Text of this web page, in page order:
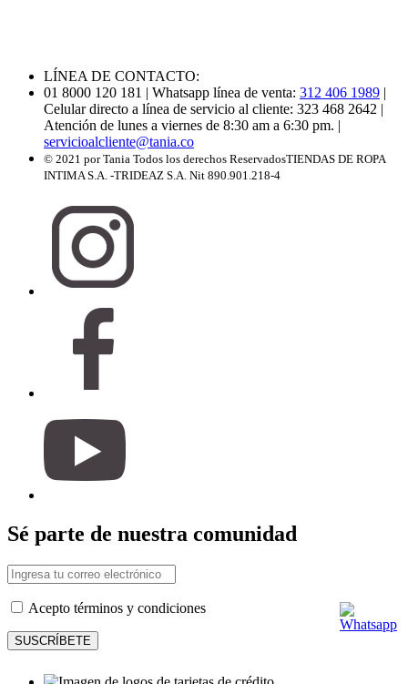
LÍNEA DE CONTACTO:
01 8000 120 181 | Whatsapp línea de venta: 312 406 1989 |
Celular directo a línea de servicio al cliente: 323 468 2642 |
Atención de lunes a viernes de 8:30 am a 6:30 pm. |
servicioalcliente@tania.co
© 2021 por Tania Todos los derechos ReservadosTIENDAS DE ROPA
INTIMA S.A. -TRIDEAZ S.A. Nit 890.901.218-4
Sé parte de nuestra comunidad
Acepto términos y condiciones